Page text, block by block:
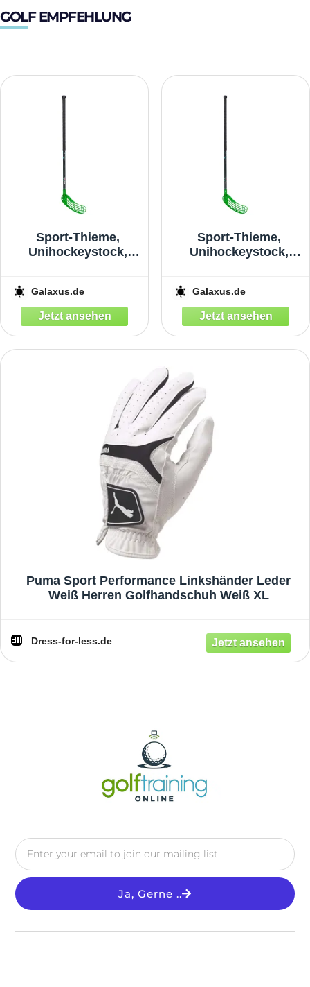
GOLF EMPFEHLUNG
Sport-Thieme,
Unihockeystock,
Galaxus.de
Sport-Thieme,
Unihockeystock,
Galaxus.de
Puma Sport Performance Linkshänder Leder
Weiß Herren Golfhandschuh Weiß XL
Dress-for-less.de
Ja, Gerne ..